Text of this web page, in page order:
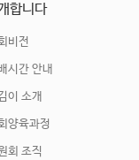
합니다
비전
시간 안내
이 소개
양육과정
회 조직